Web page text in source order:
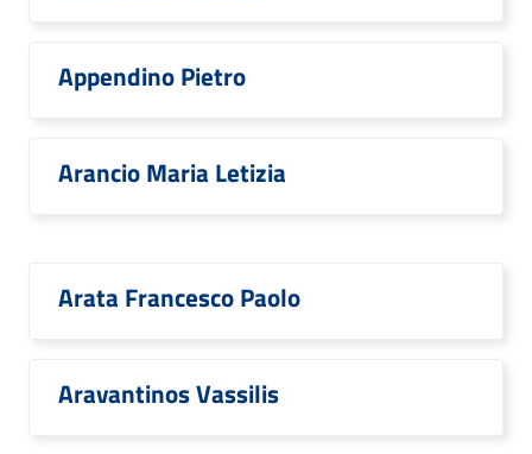
Appendino Pietro
Arancio Maria Letizia
Arata Francesco Paolo
Aravantinos Vassilis